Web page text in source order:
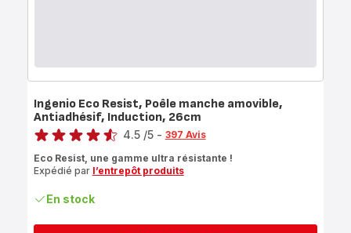
Ingenio Eco Resist, Poêle manche amovible,
Antiadhésif, Induction, 26cm
Note
4.5 /5 - 397 Avis
Eco Resist, une gamme ultra résistante !
Expédié par l’entrepôt produits
En stock